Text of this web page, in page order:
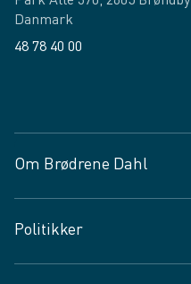
Danmark
48 78 40 00
Om Brødrene Dahl
Vagttelefon 30 10 89 89
Spørgsmål og svar
Politikker